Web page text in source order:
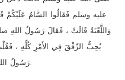
عليه وسلم فَقَالُوا السَّامُ
وَاللَّعْنَةُ قَالَتْ ، فَقَالَ رَسُولُ اللهِ
يُحِبُّ الرِّفْقَ فِي الأَمْرِ كُلِّهِ ،
رَسُولُ اللهِ صلى الله عليه وسلم : قَدْ قُلْتُ وَعَلَيْكُمْ.